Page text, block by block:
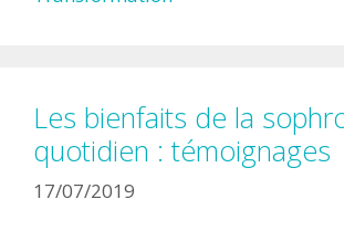
Les bienfaits de la
quotidien : témoignages
17/07/2019